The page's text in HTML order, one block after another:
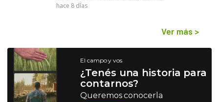
hace 8 días
Ver más >
El campo y vos
¿Tenés una historia para
contarnos?
Queremos conocerla